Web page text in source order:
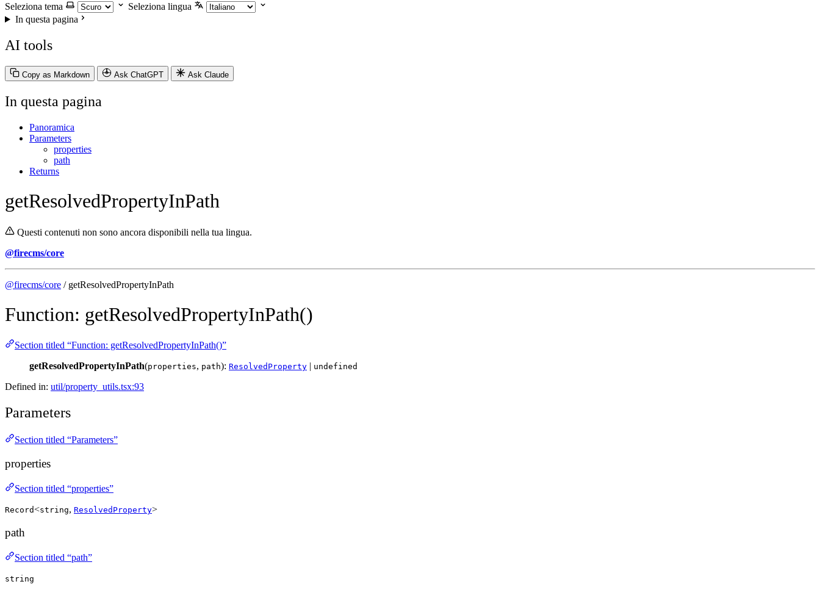
Seleziona tema
Seleziona lingua
In questa pagina
AI tools
Copy as Markdown Ask ChatGPT Ask Claude
In questa pagina
Panoramica
Parameters
properties
path
Returns
getResolvedPropertyInPath
Questi contenuti non sono ancora disponibili nella tua lingua.
@firecms/core
@firecms/core / getResolvedPropertyInPath
Function: getResolvedPropertyInPath()
Section titled “Function: getResolvedPropertyInPath()”
getResolvedPropertyInPath(properties, path): ResolvedProperty | undefined
Defined in: util/property_utils.tsx:93
Parameters
Section titled “Parameters”
properties
Section titled “properties”
Record<string, ResolvedProperty>
path
Section titled “path”
string